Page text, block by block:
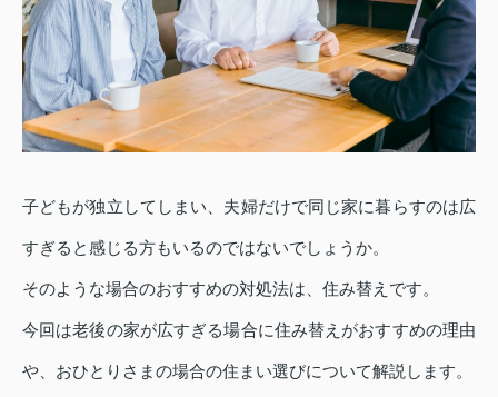
子どもが独立してしまい、夫婦だけで同じ家に暮らすのは広
すぎると感じる方もいるのではないでしょうか。
そのような場合のおすすめの対処法は、住み替えです。
今回は老後の家が広すぎる場合に住み替えがおすすめの理由
や、おひとりさまの場合の住まい選びについて解説します。